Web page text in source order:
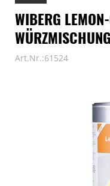
WIBERG
Art.Nr.:61524